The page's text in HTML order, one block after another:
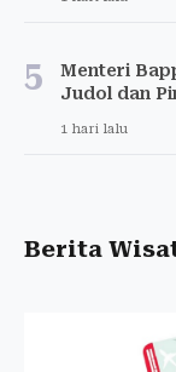
5
Menteri
Judol dan
1 hari lalu
Berita